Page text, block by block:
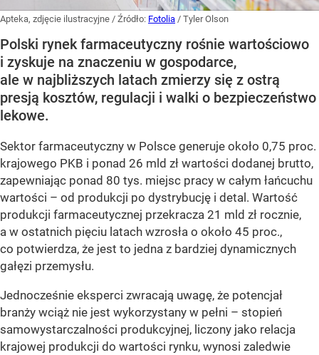
Apteka, zdjęcie ilustracyjne / Źródło: Fotolia / Tyler Olson
Polski rynek farmaceutyczny rośnie wartościowo
i zyskuje na znaczeniu w gospodarce,
ale w najbliższych latach zmierzy się z ostrą
presją kosztów, regulacji i walki o bezpieczeństwo
lekowe.
Sektor farmaceutyczny w Polsce generuje około 0,75 proc.
krajowego PKB i ponad 26 mld zł wartości dodanej brutto,
zapewniając ponad 80 tys. miejsc pracy w całym łańcuchu
wartości – od produkcji po dystrybucję i detal. Wartość
produkcji farmaceutycznej przekracza 21 mld zł rocznie,
a w ostatnich pięciu latach wzrosła o około 45 proc.,
co potwierdza, że jest to jedna z bardziej dynamicznych
gałęzi przemysłu.
Jednocześnie eksperci zwracają uwagę, że potencjał
branży wciąż nie jest wykorzystany w pełni – stopień
samowystarczalności produkcyjnej, liczony jako relacja
krajowej produkcji do wartości rynku, wynosi zaledwie